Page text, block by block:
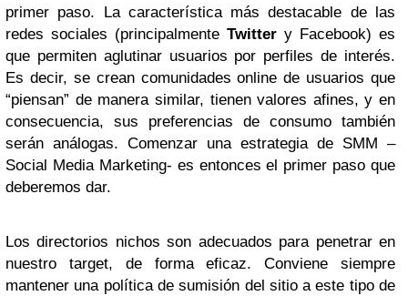
primer paso. La característica más destacable de las
redes sociales (principalmente Twitter y Facebook) es
que permiten aglutinar usuarios por perfiles de interés.
Es decir, se crean comunidades online de usuarios que
“piensan” de manera similar, tienen valores afines, y en
consecuencia, sus preferencias de consumo también
serán análogas. Comenzar una estrategia de SMM –
Social Media Marketing- es entonces el primer paso que
deberemos dar.
Los directorios nichos son adecuados para penetrar en
nuestro target, de forma eficaz. Conviene siempre
mantener una política de sumisión del sitio a este tipo de